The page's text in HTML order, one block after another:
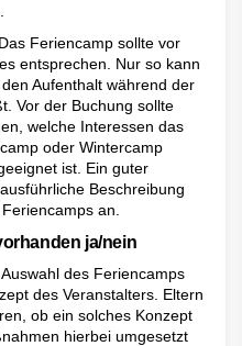
Feriencamp sollte vor
entsprechen. Nur so kann
Aufenthalt während der
Vor der Buchung sollte
welche Interessen das
oder Wintercamp
ist. Ein guter
Beschreibung
an.
ja/nein
des Feriencamps
des Veranstalters. Eltern
ob ein solches Konzept
hierbei umgesetzt